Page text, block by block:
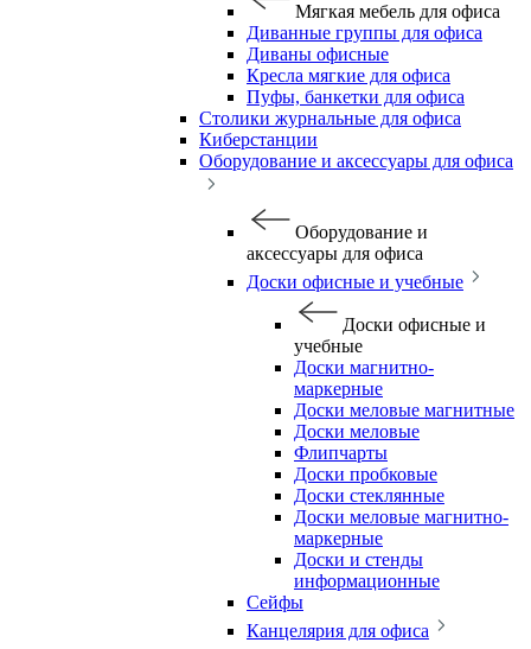
Мягкая мебель для офиса
Диванные группы для офиса
Диваны офисные
Кресла мягкие для офиса
Пуфы, банкетки для офиса
Столики журнальные для офиса
Киберстанции
Оборудование и аксессуары для офиса
Оборудование и
аксессуары для офиса
Доски офисные и учебные
Доски офисные и
учебные
Доски магнитно-
маркерные
Доски меловые магнитные
Доски меловые
Флипчарты
Доски пробковые
Доски стеклянные
Доски меловые магнитно-
маркерные
Доски и стенды
информационные
Сейфы
Канцелярия для офиса